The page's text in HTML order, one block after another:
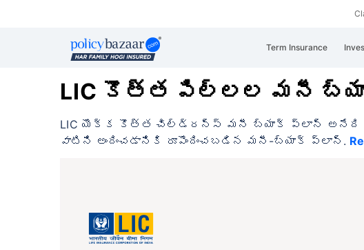
Term Insurance
LIC కొత్త పిల్లల మనీ
LIC యొక్క కొత్త చిల్డ్రన్స్ మనీ బ్యాక్ ప్లాన్
వాటిని అందించడానికి రూపొందించబడిన మనీ-బ్యాక్ ప్లాన్.